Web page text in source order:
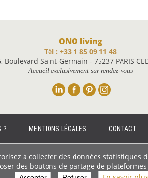
ONO living
Tél : +33 1 85 09 11 48
Boulevard Saint-Germain - 75237 PARIS
Accueil exclusivement sur rendez-vous
Linkedin
? MENTIONS LÉGALES CONTACT
à collecter des données
des boutons de partage de plateformes